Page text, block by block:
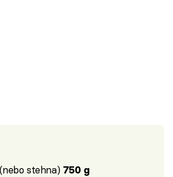
stehna) 750 g